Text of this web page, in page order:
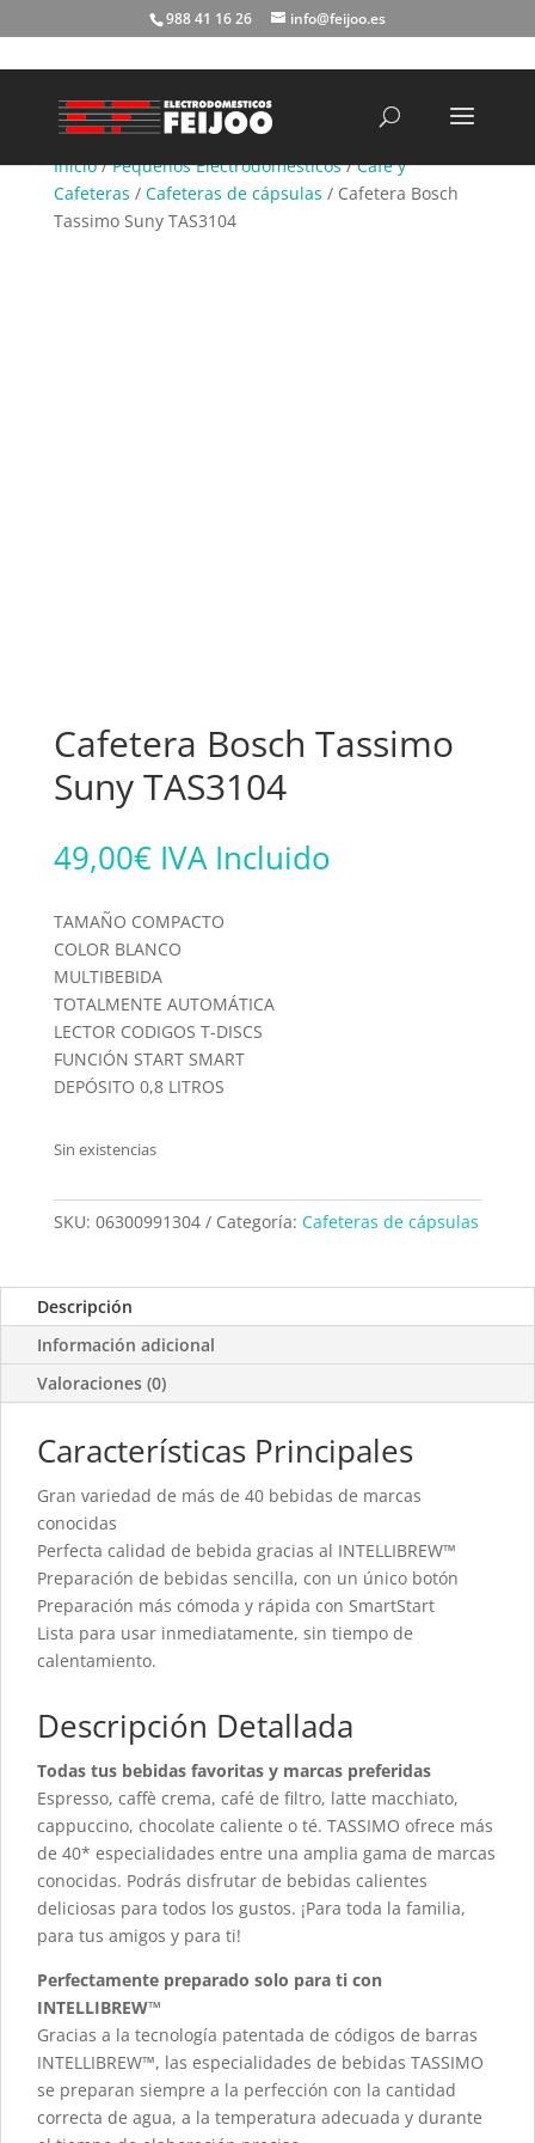
988 41 16 26 info@feijoo.es
Inicio/Pequeños Electrodomésticos/Café y
Cafeteras / Cafeteras de cápsulas / Cafetera Bosch
Tassimo Suny TAS3104
Cafetera Bosch Tassimo
Suny TAS3104
49,00€ IVA Incluido
TAMAÑO COMPACTO
COLOR BLANCO
MULTIBEBIDA
TOTALMENTE AUTOMÁTICA
LECTOR CODIGOS T-DISCS
FUNCIÓN START SMART
DEPÓSITO 0,8 LITROS
Sin existencias
SKU: 06300991304 Categoría: Cafeteras de cápsulas
Descripción
Información adicional
Valoraciones (0)
Características Principales
Gran variedad de más de 40 bebidas de marcas
conocidas
Perfecta calidad de bebida gracias al INTELLIBREW™
Preparación de bebidas sencilla, con un único botón
Preparación más cómoda y rápida con SmartStart
Lista para usar inmediatamente, sin tiempo de
calentamiento.
Descripción Detallada
Todas tus bebidas favoritas y marcas preferidas
Espresso, caffè crema, café de filtro, latte macchiato,
cappuccino, chocolate caliente o té. TASSIMO ofrece más
de 40* especialidades entre una amplia gama de marcas
conocidas. Podrás disfrutar de bebidas calientes
deliciosas para todos los gustos. ¡Para toda la familia,
para tus amigos y para ti!
Perfectamente preparado solo para ti con
INTELLIBREW™
Gracias a la tecnología patentada de códigos de barras
INTELLIBREW™, las especialidades de bebidas TASSIMO
se preparan siempre a la perfección con la cantidad
correcta de agua, a la temperatura adecuada y durante